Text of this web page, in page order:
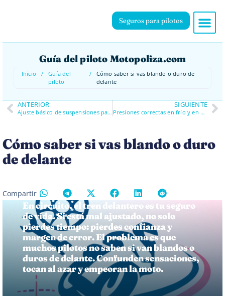
Seguros para pilotos
Guía del piloto Motopoliza.com
Inicio /
Guía del
piloto
/
Cómo saber si vas blando o duro de
delante
ANTERIOR
Ajuste básico de suspensiones para circuito
SIGUIENTE
Presiones correctas en frío y en caliente
Cómo saber si vas blando o duro
de delante
Compartir
En circuito, el tren delantero es tu seguro
de vida. Si está mal ajustado, no solo
pierdes tiempo: pierdes confianza y
margen de error. El problema es que
muchos pilotos no saben si van blandos o
duros de delante. Confunden sensaciones,
tocan al azar y empeoran la moto.